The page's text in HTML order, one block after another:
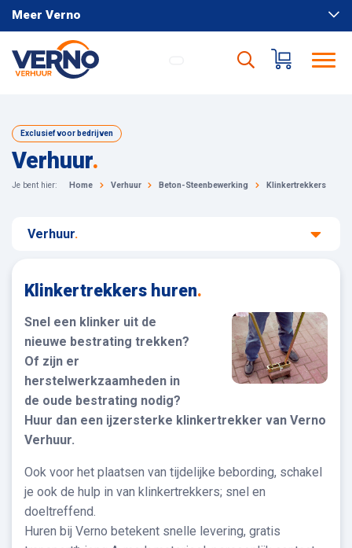
Meer Verno
Exclusief voor bedrijven
Verhuur.
Je bent hier: Home Verhuur Beton-Steenbewerking Klinkertrekkers
Verhuur.
Klinkertrekkers huren.
Snel een klinker uit de
nieuwe bestrating trekken?
Of zijn er
herstelwerkzaamheden in
de oude bestrating nodig?
Huur dan een ijzersterke klinkertrekker van Verno
Verhuur.
Ook voor het plaatsen van tijdelijke bebording, schakel
je ook de hulp in van klinkertrekkers; snel en
doeltreffend.
Huren bij Verno betekent snelle levering, gratis